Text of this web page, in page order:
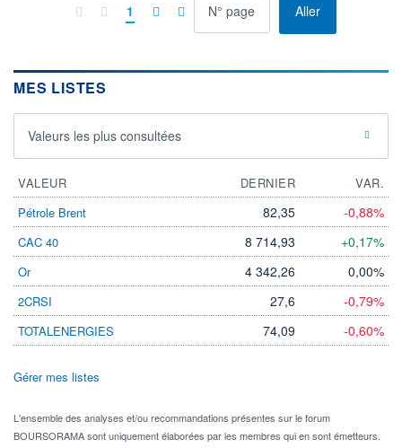
1 Allerà la page
MES LISTES
Valeurs les plus consultées
VALEUR DERNIER
VAR.
Pétrole Brent
82,35 -0,88%
CAC 40 8 714,93 +0,17%
Or 4 342,26 0,00%
2CRSI 27,6 -0,79%
TOTALENERGIES 74,09 -0,60%
Gérer mes listes
L'ensemble des analyses et/ou recommandations présentes sur le forum
BOURSORAMA sont uniquement élaborées par les membres qui en sont émetteurs.